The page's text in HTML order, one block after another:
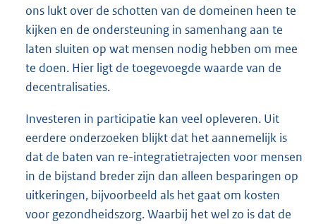
ons lukt over de schotten van de domeinen heen te
kijken en de ondersteuning in samenhang aan te
laten sluiten op wat mensen nodig hebben om mee
te doen. Hier ligt de toegevoegde waarde van de
decentralisaties.
Investeren in participatie kan veel opleveren. Uit
eerdere onderzoeken blijkt dat het aannemelijk is
dat de baten van re-integratietrajecten voor mensen
in de bijstand breder zijn dan alleen besparingen op
uitkeringen, bijvoorbeeld als het gaat om kosten
voor gezondheidszorg. Waarbij het wel zo is dat de